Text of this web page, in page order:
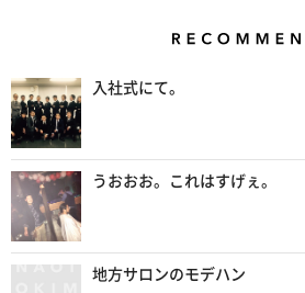
入社式にて。
うおおお。これはすげぇ。
地方サロンのモデハン